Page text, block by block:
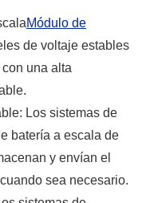
Módulo de
de voltaje estables
una alta
Los sistemas de
batería a escala de
y envían el
sea necesario.